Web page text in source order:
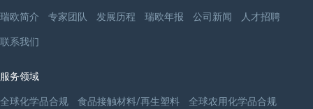
瑞欧简介 专家团队 发展历程 瑞欧年报 公司新闻 人才招聘
联系我们
服务领域
全球化学品合规 食品接触材料/再生塑料 全球农用化学品合规